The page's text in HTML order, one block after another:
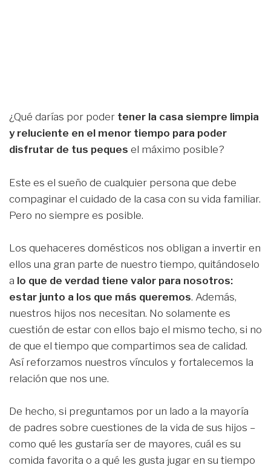
¿Qué darías por poder tener la casa siempre limpia
y reluciente en el menor tiempo para poder
disfrutar de tus peques el máximo posible?
Este es el sueño de cualquier persona que debe
compaginar el cuidado de la casa con su vida familiar.
Pero no siempre es posible.
Los quehaceres domésticos nos obligan a invertir en
ellos una gran parte de nuestro tiempo, quitándoselo
a lo que de verdad tiene valor para nosotros:
estar junto a los que más queremos. Además,
nuestros hijos nos necesitan. No solamente es
cuestión de estar con ellos bajo el mismo techo, si no
de que el tiempo que compartimos sea de calidad.
Así reforzamos nuestros vínculos y fortalecemos la
relación que nos une.
De hecho, si preguntamos por un lado a la mayoría
de padres sobre cuestiones de la vida de sus hijos –
como qué les gustaría ser de mayores, cuál es su
comida favorita o a qué les gusta jugar en su tiempo